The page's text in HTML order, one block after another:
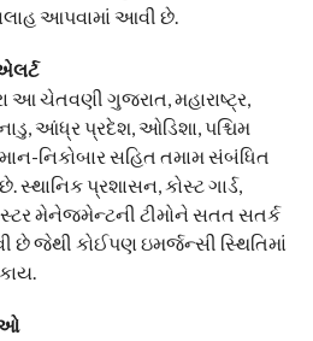
સલાહ આપવામાં આવી છે.
આ ચેતવણી ગુજરાત, મહારાષ્ટ્ર,
આંધ્ર પ્રદેશ, ઓડિશા, પશ્ચિમ
નિકોબાર સહિત તમામ સંબંધિત
સ્થાનિક પ્રશાસન, કોસ્ટ ગાર્ડ,
મેનેજમેન્ટની ટીમોને સતત સતર્ક
જેથી કોઈપણ ઇમર્જન્સી સ્થિતિમાં